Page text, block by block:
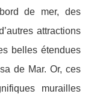
de mer, des
attractions
belles étendues
de Mar. Or, ces
murailles